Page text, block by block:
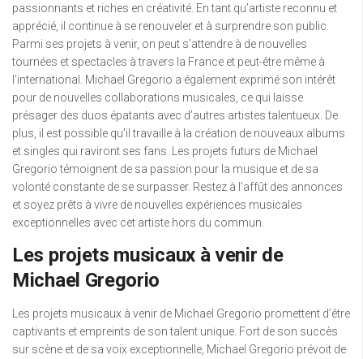
passionnants et riches en créativité. En tant qu’artiste reconnu et
apprécié, il continue à se renouveler et à surprendre son public.
Parmi ses projets à venir, on peut s’attendre à de nouvelles
tournées et spectacles à travers la France et peut-être même à
l’international. Michael Gregorio a également exprimé son intérêt
pour de nouvelles collaborations musicales, ce qui laisse
présager des duos épatants avec d’autres artistes talentueux. De
plus, il est possible qu’il travaille à la création de nouveaux albums
et singles qui raviront ses fans. Les projets futurs de Michael
Gregorio témoignent de sa passion pour la musique et de sa
volonté constante de se surpasser. Restez à l’affût des annonces
et soyez prêts à vivre de nouvelles expériences musicales
exceptionnelles avec cet artiste hors du commun.
Les projets musicaux à venir de
Michael Gregorio
Les projets musicaux à venir de Michael Gregorio promettent d’être
captivants et empreints de son talent unique. Fort de son succès
sur scène et de sa voix exceptionnelle, Michael Gregorio prévoit de